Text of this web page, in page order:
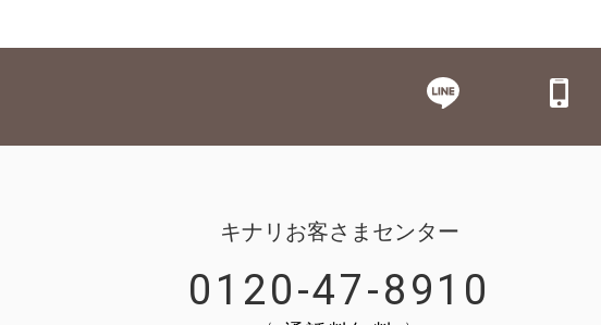
キナリお客さまセンター
0120-47-8910